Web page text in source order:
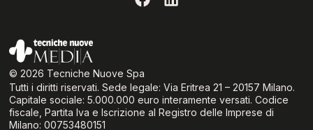
© 2026 Tecniche Nuove Spa
Tutti i diritti riservati. Sede legale: Via Eritrea 21 – 20157 Milano.
Capitale sociale: 5.000.000 euro interamente versati. Codice
fiscale, Partita Iva e Iscrizione al Registro delle Imprese di
Milano: 00753480151